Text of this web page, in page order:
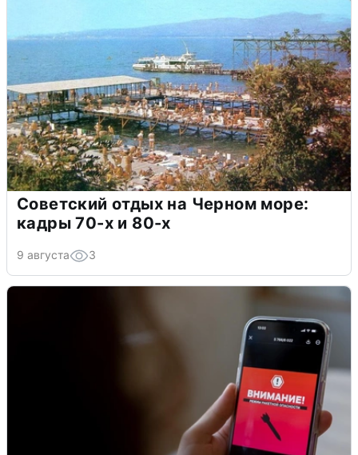
Советский отдых на Черном море:
кадры 70-х и 80-х
9 августа 3